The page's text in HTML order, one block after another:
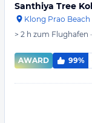
Santhiya Tree
Klong Prao Beach
> 2 h zum Flughafen ·
AWARD 99%